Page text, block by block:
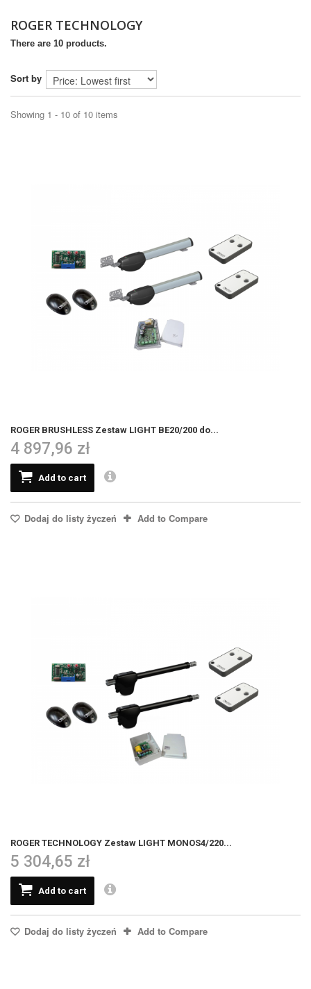
ROGER TECHNOLOGY
There are 10 products.
Sort by
Showing 1 - 10 of 10 items
ROGER BRUSHLESS Zestaw LIGHT BE20/200 do...
4 897,96 zł
Add to cart
Dodaj do listy życzeń Add to Compare
ROGER TECHNOLOGY Zestaw LIGHT MONOS4/220...
5 304,65 zł
Add to cart
Dodaj do listy życzeń Add to Compare